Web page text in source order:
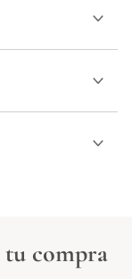
tu compra